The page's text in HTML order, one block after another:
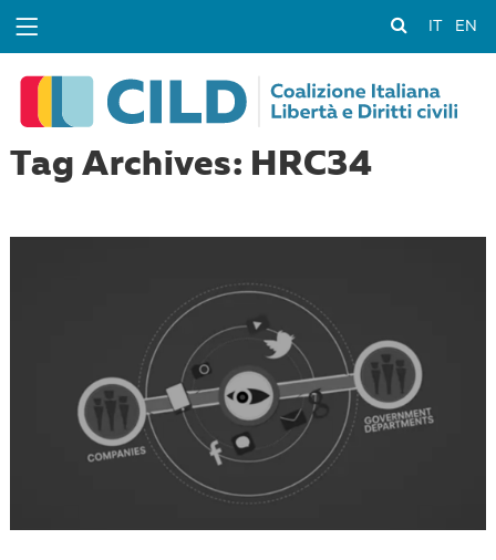
EN
Tag Archives: HRC34